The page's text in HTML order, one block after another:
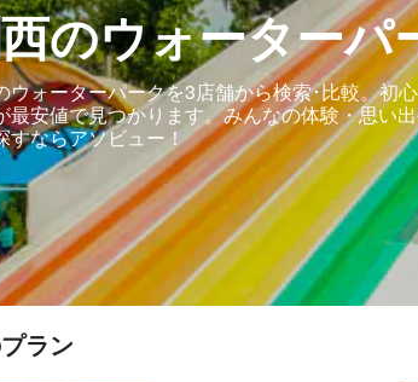
のウォーターパ
ウォーターパークを3店舗から検索･比較。初
最安値で見つかります。みんなの体験・思い
すならアソビュー！
ラン